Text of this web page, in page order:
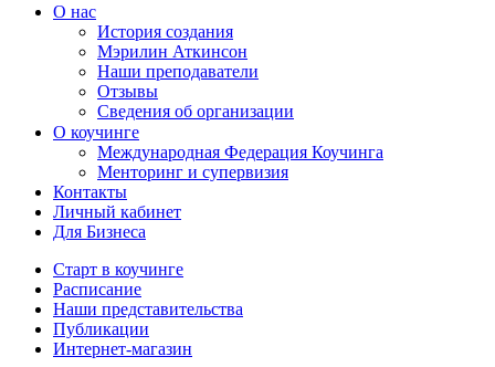
О нас
История создания
Мэрилин Аткинсон
Наши преподаватели
Отзывы
Сведения об организации
О коучинге
Международная Федерация Коучинга
Менторинг и супервизия
Контакты
Личный кабинет
Для Бизнеса
Старт в коучинге
Расписание
Наши представительства
Публикации
Интернет-магазин